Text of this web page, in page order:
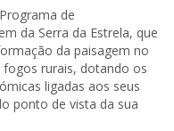
de
da Serra da Estrela, que
da paisagem no
rurais, dotando os
ligadas aos seus
ponto de vista da sua